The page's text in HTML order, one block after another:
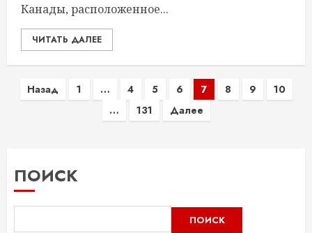
Канады, расположенное...
ЧИТАТЬ ДАЛЕЕ
Пагинация
Назад 1 … 4 5 6 7 8 9
10
…
131 Далее
ПОИСК
ПОИСК